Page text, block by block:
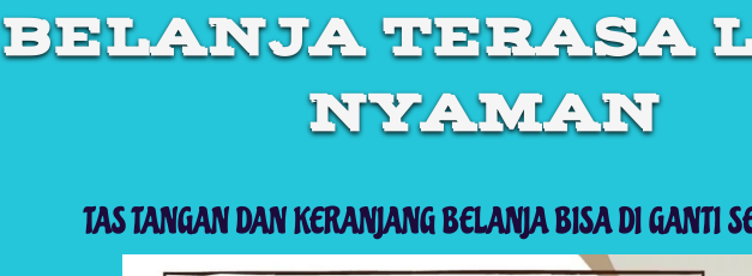
BELANJA TERASA
NYAMAN
TAS TANGAN DAN KERANJANGBELANJA BISA DI GANTI